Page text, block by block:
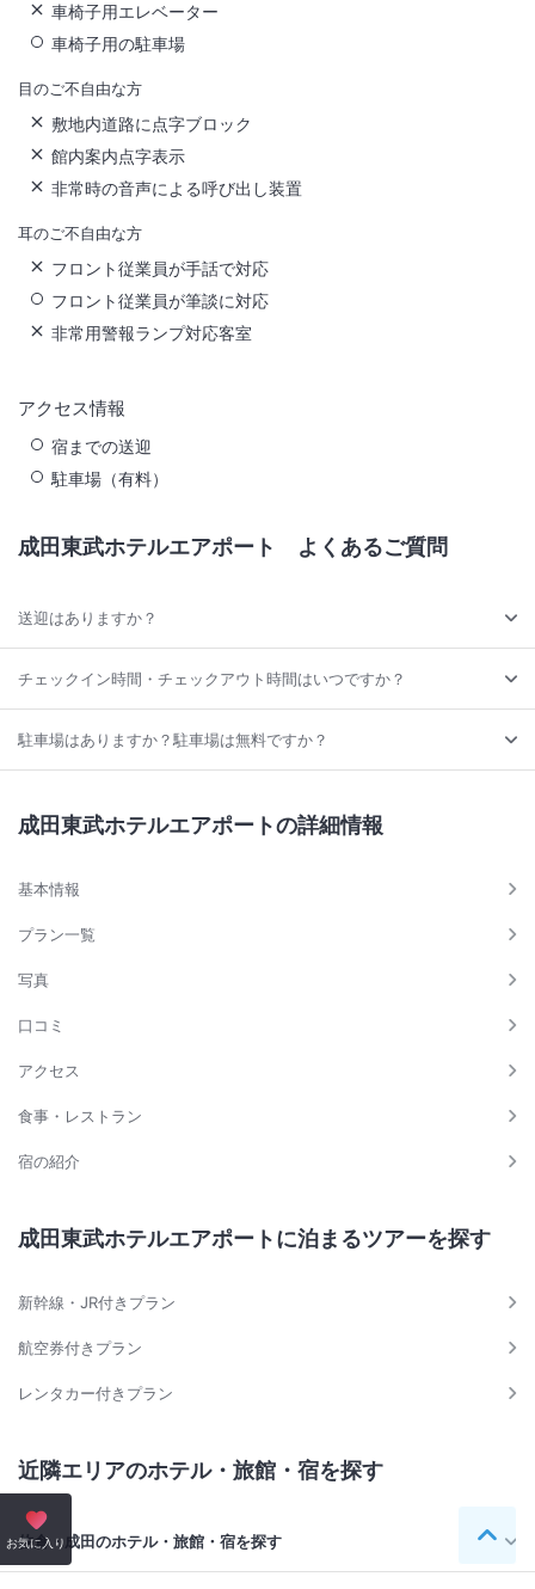
車椅子用エレベーター
車椅子用の駐車場
目のご不自由な方
敷地内道路に点字ブロック
館内案内点字表示
非常時の音声による呼び出し装置
耳のご不自由な方
フロント従業員が手話で対応
フロント従業員が筆談に対応
非常用警報ランプ対応客室
アクセス情報
宿までの送迎
駐車場（有料）
お気に入り ペー
成田東武ホテルエアポート よくあるご質問
送迎はありますか？
チェックイン時間・チェックアウト時間はいつですか？
駐車場はありますか？駐車場は無料ですか？
成田東武ホテルエアポートの詳細情報
基本情報
プラン一覧
写真
口コミ
アクセス
食事・レストラン
宿の紹介
成田東武ホテルエアポートに泊まるツアーを探す
新幹線・JR付きプラン
航空券付きプラン
レンタカー付きプラン
近隣エリアのホテル・旅館・宿を探す
佐倉・成田のホテル・旅館・宿を探す